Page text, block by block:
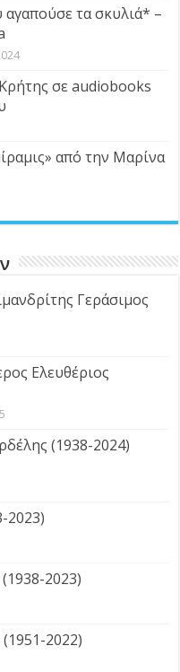
τα σκυλιά* –
σε audiobooks
από την Μαρίνα
Γεράσιμος
Ελευθέριος
(1938-2024)
2023)
2023)
2022)